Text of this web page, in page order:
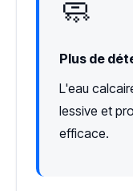
🧼
Plus de
L'eau
lessive et
efficace.